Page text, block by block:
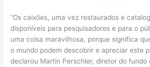
“Os caixões, uma vez restaurados e
disponíveis para pesquisadores e para o
uma coisa maravilhosa, porque significa
o mundo podem descobrir e apreciar este
declarou Martin Perschler, diretor do fundo